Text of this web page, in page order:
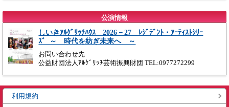
公演情報
しいきｱﾙｹﾞﾘｯﾁﾊｳｽ 2026－27 ﾚｼﾞﾃﾞﾝﾄ・ｱｰﾃｨｽﾄｼﾘｰ
ｽﾞ ～ 時代を紡ぎ未来へ ～
お問い合わせ先
公益財団法人ｱﾙｹﾞﾘｯﾁ芸術振興財団 TEL:0977272299
利用規約